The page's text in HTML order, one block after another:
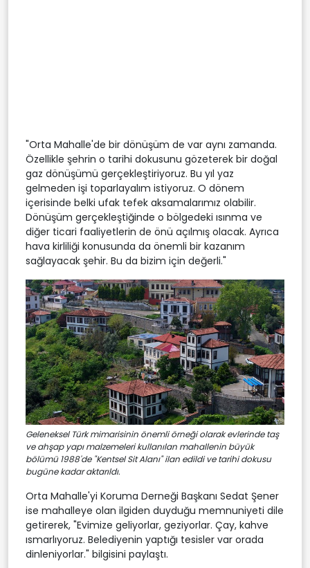
"Orta Mahalle'de bir dönüşüm de var aynı zamanda.
Özellikle şehrin o tarihi dokusunu gözeterek bir doğal
gaz dönüşümü gerçekleştiriyoruz. Bu yıl yaz
gelmeden işi toparlayalım istiyoruz. O dönem
içerisinde belki ufak tefek aksamalarımız olabilir.
Dönüşüm gerçekleştiğinde o bölgedeki ısınma ve
diğer ticari faaliyetlerin de önü açılmış olacak. Ayrıca
hava kirliliği konusunda da önemli bir kazanım
sağlayacak şehir. Bu da bizim için değerli."
Geleneksel Türk mimarisinin önemli örneği olarak evlerinde taş
ve ahşap yapı malzemeleri kullanılan mahallenin büyük
bölümü 1988'de "Kentsel Sit Alanı" ilan edildi ve tarihi dokusu
bugüne kadar aktarıldı.
Orta Mahalle'yi Koruma Derneği Başkanı Sedat Şener
ise mahalleye olan ilgiden duyduğu memnuniyeti dile
getirerek, "Evimize geliyorlar, geziyorlar. Çay, kahve
ısmarlıyoruz. Belediyenin yaptığı tesisler var orada
dinleniyorlar." bilgisini paylaştı.